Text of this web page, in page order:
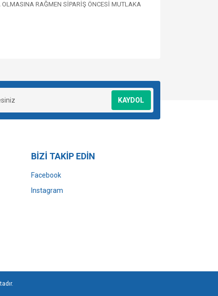
RAĞMEN SİPARİŞ ÖNCESİ MUTLAKA
KAYDOL
BİZİ TAKİP EDİN
Facebook
Instagram